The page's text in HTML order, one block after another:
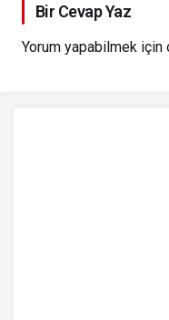
Bir Cevap Yaz
Yorum yapabilmek için